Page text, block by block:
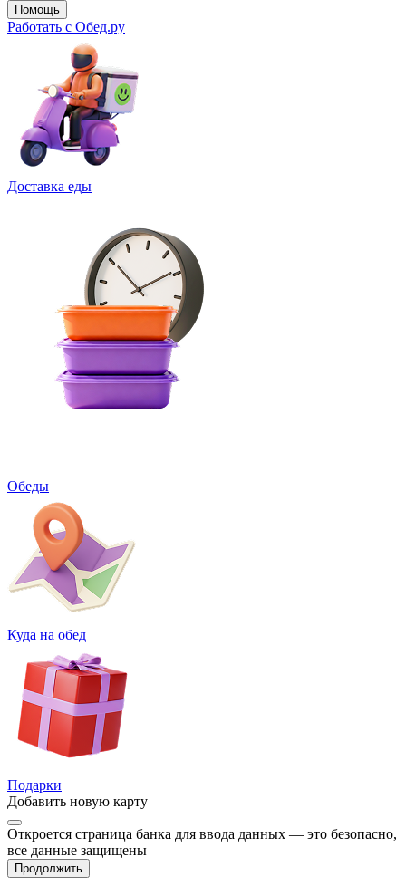
Помощь
Работать с Обед.ру
Доставка еды
Обеды
Куда на обед
Подарки
Добавить новую карту
Откроется страница банка для ввода данных — это безопасно,
все данные защищены
Продолжить